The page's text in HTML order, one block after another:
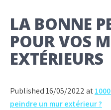
LA BONNE
POUR VOS
EXTÉRIEURS
Published 16/05/2022 at
peindre un mur extérieur ?